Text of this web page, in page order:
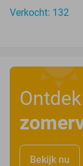
Verkocht: 132
Bekijk nu